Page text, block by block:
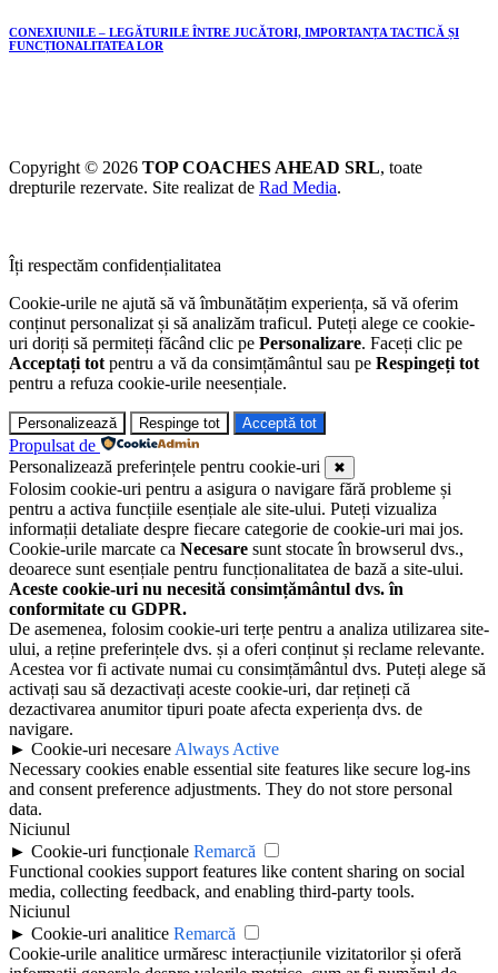
CONEXIUNILE – LEGĂTURILE ÎNTRE JUCĂTORI, IMPORTANȚA TACTICĂ ȘI
FUNCȚIONALITATEA LOR
Copyright © 2026 TOP COACHES AHEAD SRL, toate
drepturile rezervate. Site realizat de Rad Media.
Îți respectăm confidențialitatea
Cookie-urile ne ajută să vă îmbunătățim experiența, să vă oferim
conținut personalizat și să analizăm traficul. Puteți alege ce cookie-
uri doriți să permiteți făcând clic pe Personalizare. Faceți clic pe
Acceptați tot pentru a vă da consimțământul sau pe Respingeți tot
pentru a refuza cookie-urile neesențiale.
Personalizează Respinge tot Acceptă tot
Propulsat de
Personalizează preferințele pentru cookie-uri
✖
Folosim cookie-uri pentru a asigura o navigare fără probleme și
pentru a activa funcțiile esențiale ale site-ului. Puteți vizualiza
informații detaliate despre fiecare categorie de cookie-uri mai jos.
Cookie-urile marcate ca Necesare sunt stocate în browserul dvs.,
deoarece sunt esențiale pentru funcționalitatea de bază a site-ului.
Aceste cookie-uri nu necesită consimțământul dvs. în
conformitate cu GDPR.
De asemenea, folosim cookie-uri terțe pentru a analiza utilizarea site-
ului, a reține preferințele dvs. și a oferi conținut și reclame relevante.
Acestea vor fi activate numai cu consimțământul dvs. Puteți alege să
activați sau să dezactivați aceste cookie-uri, dar rețineți că
dezactivarea anumitor tipuri poate afecta experiența dvs. de
navigare.
► Cookie-uri necesare Always Active
Necessary cookies enable essential site features like secure log-ins
and consent preference adjustments. They do not store personal
data.
Niciunul
► Cookie-uri funcționale Remarcă
Functional cookies support features like content sharing on social
media, collecting feedback, and enabling third-party tools.
Niciunul
► Cookie-uri analitice Remarcă
Cookie-urile analitice urmăresc interacțiunile vizitatorilor și oferă